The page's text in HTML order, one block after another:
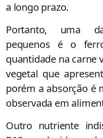
a longo prazo.
Portanto, uma
pequenos é o
quantidade na carne
vegetal que
porém a absorção é
observada em
Outro nutriente